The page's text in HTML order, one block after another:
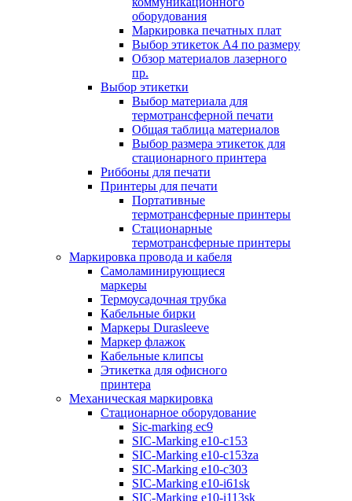
оборудования
Маркировка печатных плат
Выбор этикеток А4 по размеру
Обзор материалов лазерного
пр.
Выбор этикетки
Выбор материала для
термотрансферной печати
Общая таблица материалов
Выбор размера этикеток для
стационарного принтера
Риббоны для печати
Принтеры для печати
Портативные
термотрансферные принтеры
Стационарные
термотрансферные принтеры
Маркировка провода и кабеля
Самоламинирующиеся
маркеры
Термоусадочная трубка
Кабельные бирки
Маркеры Durasleeve
Маркер флажок
Кабельные клипсы
Этикетка для офисного
принтера
Механическая маркировка
Стационарное оборудование
Sic-marking ec9
SIC-Marking e10-c153
SIC-Marking e10-c153za
SIC-Marking e10-c303
SIC-Marking e10-i61sk
SIC-Marking e10-i113sk